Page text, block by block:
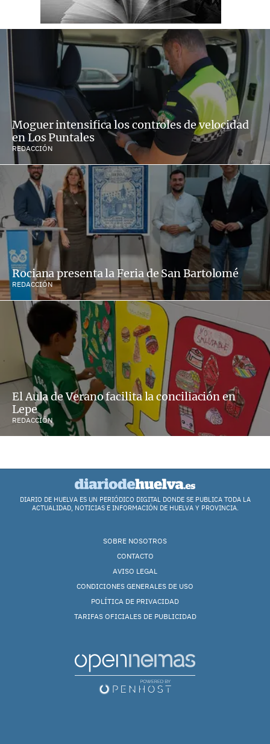
Moguer intensifica los controles de velocidad
en Los Puntales
REDACCIÓN
Rociana presenta la Feria de San Bartolomé
REDACCIÓN
El Aula de Verano facilita la conciliación en
Lepe
REDACCIÓN
DIARIO DE HUELVA ES UN PERIÓDICO DIGITAL DONDE SE PUBLICA TODA LA
ACTUALIDAD, NOTICIAS E INFORMACIÓN DE HUELVA Y PROVINCIA.
SOBRE NOSOTROS
CONTACTO
AVISO LEGAL
CONDICIONES GENERALES DE USO
POLÍTICA DE PRIVACIDAD
TARIFAS OFICIALES DE PUBLICIDAD